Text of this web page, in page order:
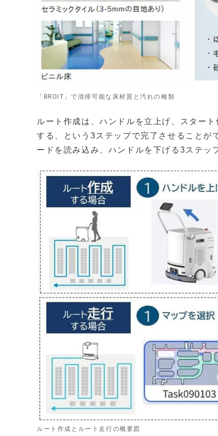
「BROIT」で清掃可能な床材質と汚れの種類
ルート作成は、ハンドルを立上げ、スター
する、という3ステップで完了させることが
ードを読み込み、ハンドルを下げる3ステッ
ルート作成とルート走行の概要図